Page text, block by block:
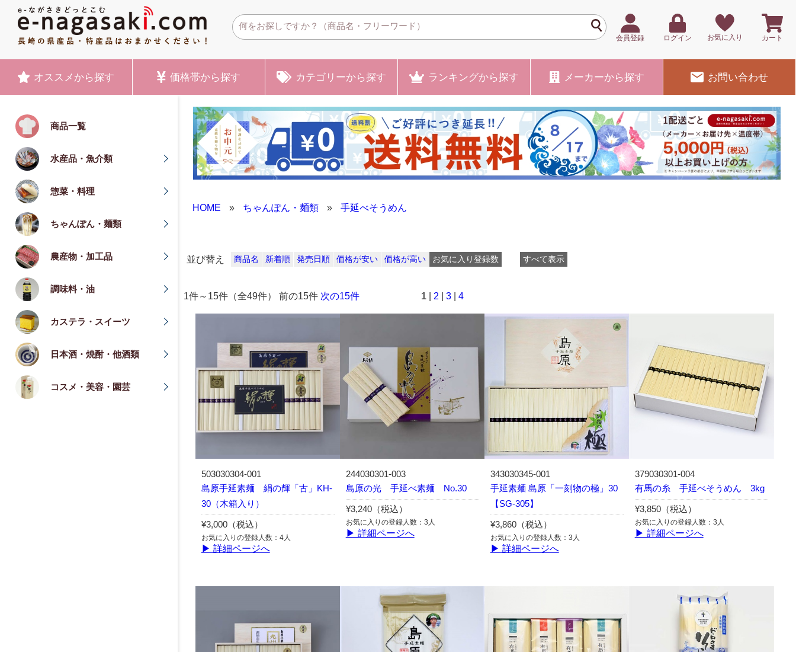
会員登録 ログイン お気に入り カート
オススメ から探す 価格帯から探す カテゴリーから探す ランキングから探す メーカーから探す お問い合わせ
商品一覧
水産品・魚介類
惣菜・料理
ちゃんぽん・麺類
農産物・加工品
調味料・油
カステラ・スイーツ
日本酒・焼酎・他酒類
コスメ・美容・園芸
HOME » ちゃんぽん・麺類 » 手延べそうめん
並び替え 商品名 新着順 発売日順 価格が安い 価格が高い お気に入り登録数 すべて表示
1件～15件（全49件） 前の15件 次の15件 1 2 3 4
503030304-001
島原手延素麺 絹の輝「古」KH-
30（木箱入り）
¥3,000（税込）
お気に入りの登録人数：4人
▶ 詳細ページへ
244030301-003
島原の光 手延べ素麺 No.30
¥3,240（税込）
お気に入りの登録人数：3人
▶ 詳細ページへ
343030345-001
手延素麺 島原「一刻物の極」30
【SG-305】
¥3,860（税込）
お気に入りの登録人数：3人
▶ 詳細ページへ
379030301-004
有馬の糸 手延べそうめん 3kg
¥3,850（税込）
お気に入りの登録人数：3人
▶ 詳細ページへ